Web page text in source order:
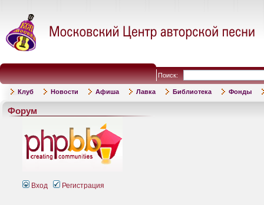
Поиск:
Клуб Новости Афиша Лавка Библиотека Фонды
Форум
Вход Регистрация